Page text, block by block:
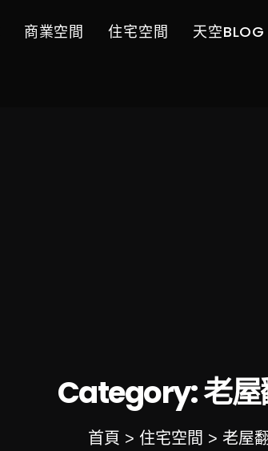
商業空間 住宅空間 天空BLOG
Category:老
首頁 > 住宅空間 > 老屋